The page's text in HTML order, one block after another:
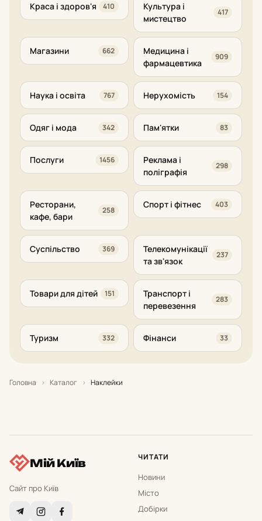
Краса і здоров'я 410
Культура і
мистецтво
417
Магазини 662
Медицина і
фармацевтика
909
Наука і освіта 767 Нерухомість 154
Одяг і мода 342 Пам'ятки 83
Послуги 1456
Реклама і
поліграфія
298
Ресторани,
кафе, бари
258
Спорт і фітнес 403
Суспільство 369
Телекомунікації
та зв'язок
237
Товари для дітей 151
Транспорт і
перевезення
283
Туризм 332 Фінанси 33
Головна › Каталог › Наклейки
Мій Київ
Сайт про Київ
ЧИТАТИ
Новини
Місто
Добірки